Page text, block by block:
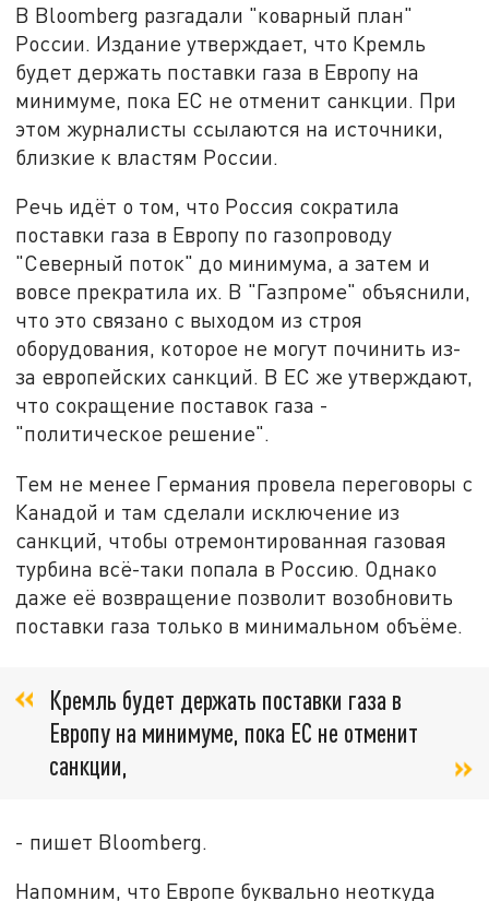
В Bloomberg разгадали "коварный план"
России. Издание утверждает, что Кремль
будет держать поставки газа в Европу на
минимуме, пока ЕС не отменит санкции. При
этом журналисты ссылаются на источники,
близкие к властям России.
Речь идёт о том, что Россия сократила
поставки газа в Европу по газопроводу
"Северный поток" до минимума, а затем и
вовсе прекратила их. В "Газпроме" объяснили,
что это связано с выходом из строя
оборудования, которое не могут починить из-
за европейских санкций. В ЕС же утверждают,
что сокращение поставок газа -
"политическое решение".
Тем не менее Германия провела переговоры с
Канадой и там сделали исключение из
санкций, чтобы отремонтированная газовая
турбина всё-таки попала в Россию. Однако
даже её возвращение позволит возобновить
поставки газа только в минимальном объёме.
Кремль будет держать поставки газа в
Европу на минимуме, пока ЕС не отменит
санкции,
- пишет Bloomberg.
Напомним, что Европе буквально неоткуда